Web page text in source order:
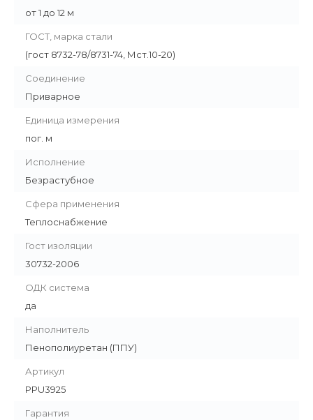
от 1 до 12 м
ГОСТ, марка стали
(гост 8732-78/8731-74, Мст.10-20)
Соединение
Приварное
Единица измерения
пог. м
Исполнение
Безрастубное
Сфера применения
Теплоснабжение
Гост изоляции
30732-2006
ОДК система
да
Наполнитель
Пенополиуретан (ППУ)
Артикул
PPU3925
Гарантия